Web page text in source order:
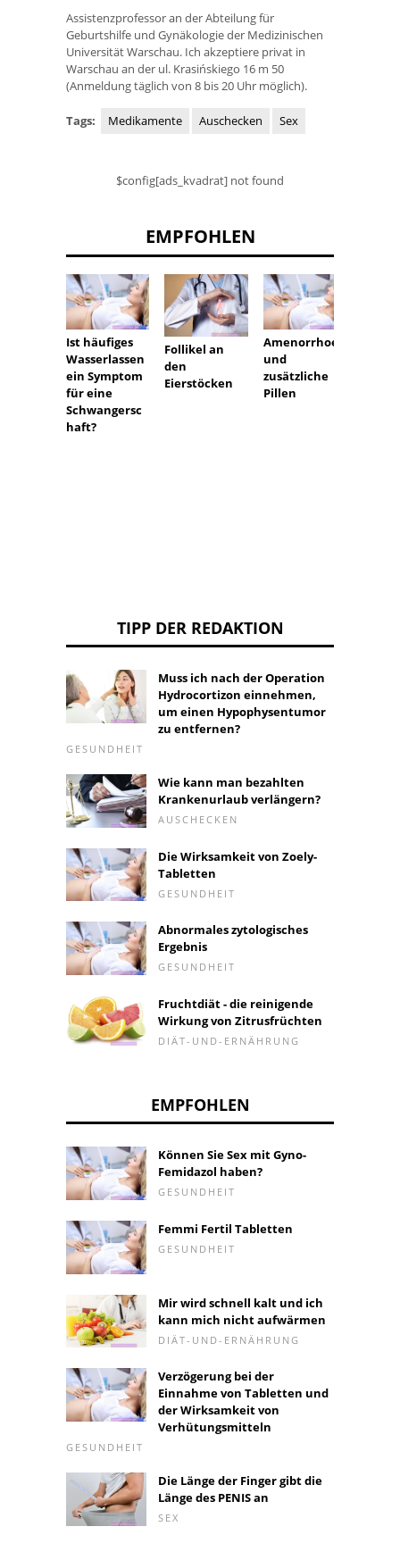
Assistenzprofessor an der Abteilung für
Geburtshilfe und Gynäkologie der Medizinischen
Universität Warschau. Ich akzeptiere privat in
Warschau an der ul. Krasińskiego 16 m 50
(Anmeldung täglich von 8 bis 20 Uhr möglich).
Tags: Medikamente Auschecken Sex
$config[ads_kvadrat] not found
EMPFOHLEN
Ist häufiges
Wasserlassen
ein Symptom
für eine
Schwangersc
haft?
Follikel an
den
Eierstöcken
Amenorrhoe
und
zusätzliche
Pillen
TIPP DER REDAKTION
Muss ich nach der Operation
Hydrocortizon einnehmen,
um einen Hypophysentumor
zu entfernen?
GESUNDHEIT
Wie kann man bezahlten
Krankenurlaub verlängern?
AUSCHECKEN
Die Wirksamkeit von Zoely-
Tabletten
GESUNDHEIT
Abnormales zytologisches
Ergebnis
GESUNDHEIT
Fruchtdiät - die reinigende
Wirkung von Zitrusfrüchten
DIÄT-UND-ERNÄHRUNG
EMPFOHLEN
Können Sie Sex mit Gyno-
Femidazol haben?
GESUNDHEIT
Femmi Fertil Tabletten
GESUNDHEIT
Mir wird schnell kalt und ich
kann mich nicht aufwärmen
DIÄT-UND-ERNÄHRUNG
Verzögerung bei der
Einnahme von Tabletten und
der Wirksamkeit von
Verhütungsmitteln
GESUNDHEIT
Die Länge der Finger gibt die
Länge des PENIS an
SEX